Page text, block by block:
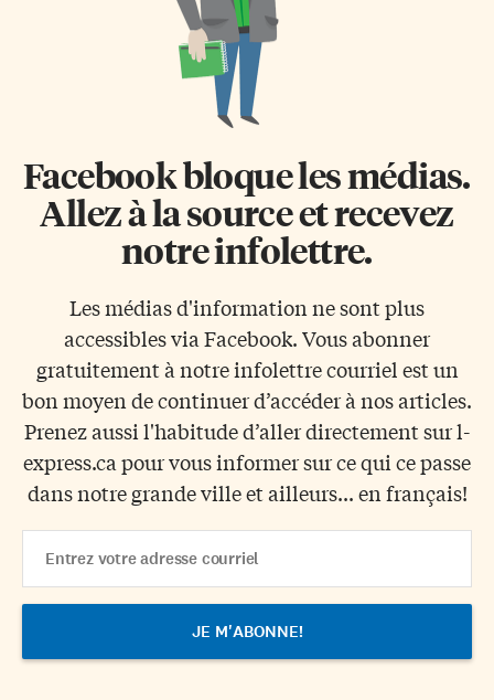
Facebook bloque les médias.
Allez à la source et recevez
notre infolettre.
Les médias d'information ne sont plus
accessibles via Facebook. Vous abonner
gratuitement à notre infolettre courriel est un
bon moyen de continuer d’accéder à nos articles.
Prenez aussi l'habitude d’aller directement sur l-
express.ca pour vous informer sur ce qui ce passe
dans notre grande ville et ailleurs... en français!
Address